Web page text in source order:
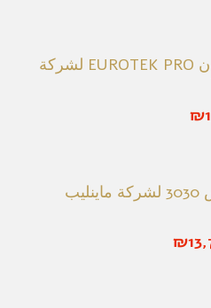
كاشف للمعادن EUROTEK PRO لشركة